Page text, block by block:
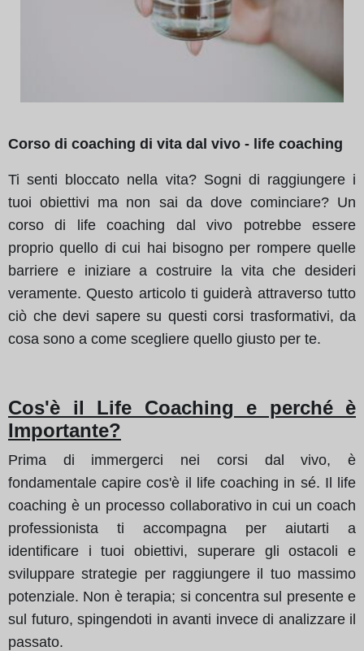
Corso di coaching di vita dal vivo - life coaching
Ti senti bloccato nella vita? Sogni di raggiungere i
tuoi obiettivi ma non sai da dove cominciare? Un
corso di life coaching dal vivo potrebbe essere
proprio quello di cui hai bisogno per rompere quelle
barriere e iniziare a costruire la vita che desideri
veramente. Questo articolo ti guiderà attraverso tutto
ciò che devi sapere su questi corsi trasformativi, da
cosa sono a come scegliere quello giusto per te.
Cos'è il Life Coaching e perché è
Importante?
Prima di immergerci nei corsi dal vivo, è
fondamentale capire cos'è il life coaching in sé. Il life
coaching è un processo collaborativo in cui un coach
professionista ti accompagna per aiutarti a
identificare i tuoi obiettivi, superare gli ostacoli e
sviluppare strategie per raggiungere il tuo massimo
potenziale. Non è terapia; si concentra sul presente e
sul futuro, spingendoti in avanti invece di analizzare il
passato.